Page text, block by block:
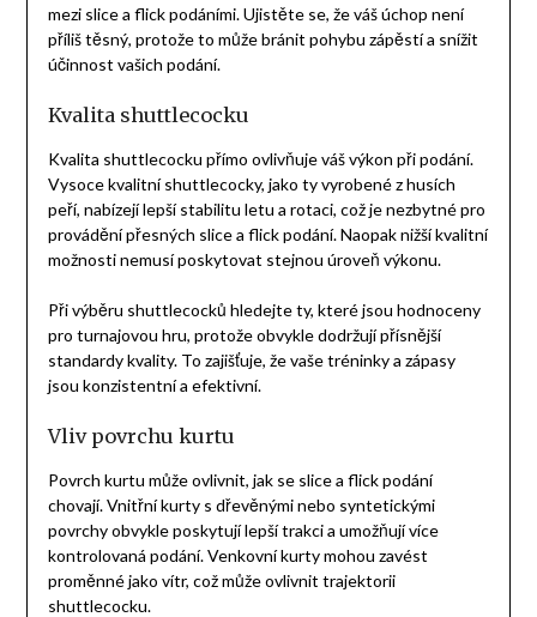
mezi slice a flick podáními. Ujistěte se, že váš úchop není
příliš těsný, protože to může bránit pohybu zápěstí a snížit
účinnost vašich podání.
Kvalita shuttlecocku
Kvalita shuttlecocku přímo ovlivňuje váš výkon při podání.
Vysoce kvalitní shuttlecocky, jako ty vyrobené z husích
peří, nabízejí lepší stabilitu letu a rotaci, což je nezbytné pro
provádění přesných slice a flick podání. Naopak nižší kvalitní
možnosti nemusí poskytovat stejnou úroveň výkonu.
Při výběru shuttlecocků hledejte ty, které jsou hodnoceny
pro turnajovou hru, protože obvykle dodržují přísnější
standardy kvality. To zajišťuje, že vaše tréninky a zápasy
jsou konzistentní a efektivní.
Vliv povrchu kurtu
Povrch kurtu může ovlivnit, jak se slice a flick podání
chovají. Vnitřní kurty s dřevěnými nebo syntetickými
povrchy obvykle poskytují lepší trakci a umožňují více
kontrolovaná podání. Venkovní kurty mohou zavést
proměnné jako vítr, což může ovlivnit trajektorii
shuttlecocku.